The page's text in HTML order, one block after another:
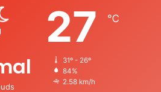
27 ℃
31º - 26º
84%
2.58 km/h